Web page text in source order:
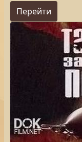
Перейти